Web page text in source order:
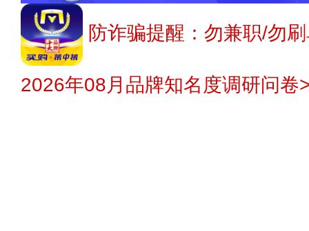
防诈骗提醒：勿兼职/勿
2026年08月品牌知名度调研问卷